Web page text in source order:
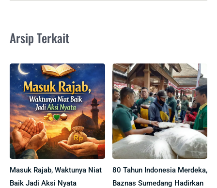
Arsip Terkait
Masuk Rajab, Waktunya Niat
Baik Jadi Aksi Nyata
80 Tahun Indonesia Merdeka,
Baznas Sumedang Hadirkan